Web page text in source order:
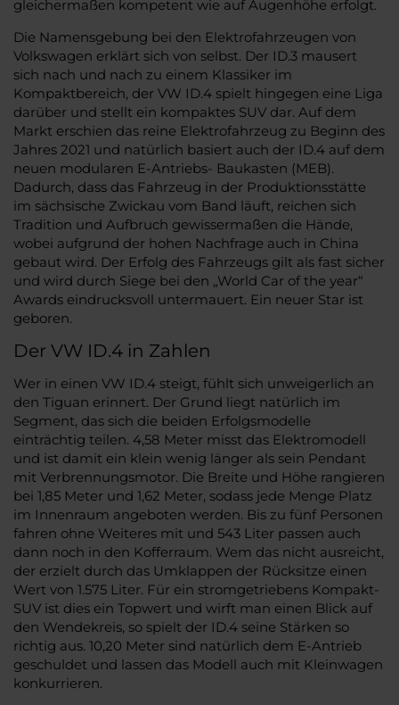
gleichermaßen kompetent wie auf Augenhöhe erfolgt.
Die Namensgebung bei den Elektrofahrzeugen von
Volkswagen erklärt sich von selbst. Der ID.3 mausert
sich nach und nach zu einem Klassiker im
Kompaktbereich, der VW ID.4 spielt hingegen eine Liga
darüber und stellt ein kompaktes SUV dar. Auf dem
Markt erschien das reine Elektrofahrzeug zu Beginn des
Jahres 2021 und natürlich basiert auch der ID.4 auf dem
neuen modularen E-Antriebs- Baukasten (MEB).
Dadurch, dass das Fahrzeug in der Produktionsstätte
im sächsische Zwickau vom Band läuft, reichen sich
Tradition und Aufbruch gewissermaßen die Hände,
wobei aufgrund der hohen Nachfrage auch in China
gebaut wird. Der Erfolg des Fahrzeugs gilt als fast sicher
und wird durch Siege bei den „World Car of the year“
Awards eindrucksvoll untermauert. Ein neuer Star ist
geboren.
Der VW ID.4 in Zahlen
Wer in einen VW ID.4 steigt, fühlt sich unweigerlich an
den Tiguan erinnert. Der Grund liegt natürlich im
Segment, das sich die beiden Erfolgsmodelle
einträchtig teilen. 4,58 Meter misst das Elektromodell
und ist damit ein klein wenig länger als sein Pendant
mit Verbrennungsmotor. Die Breite und Höhe rangieren
bei 1,85 Meter und 1,62 Meter, sodass jede Menge Platz
im Innenraum angeboten werden. Bis zu fünf Personen
fahren ohne Weiteres mit und 543 Liter passen auch
dann noch in den Kofferraum. Wem das nicht ausreicht,
der erzielt durch das Umklappen der Rücksitze einen
Wert von 1.575 Liter. Für ein stromgetriebens Kompakt-
SUV ist dies ein Topwert und wirft man einen Blick auf
den Wendekreis, so spielt der ID.4 seine Stärken so
richtig aus. 10,20 Meter sind natürlich dem E-Antrieb
geschuldet und lassen das Modell auch mit Kleinwagen
konkurrieren.